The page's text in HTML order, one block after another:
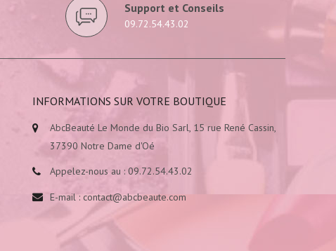
Support et Conseils
09.72.54.43.02
INFORMATIONS SUR VOTRE BOUTIQUE
AbcBeauté Le Monde du Bio Sarl, 15 rue René Cassin,
37390 Notre Dame d'Oé
Appelez-nous au : 09.72.54.43.02
E-mail : contact@abcbeaute.com